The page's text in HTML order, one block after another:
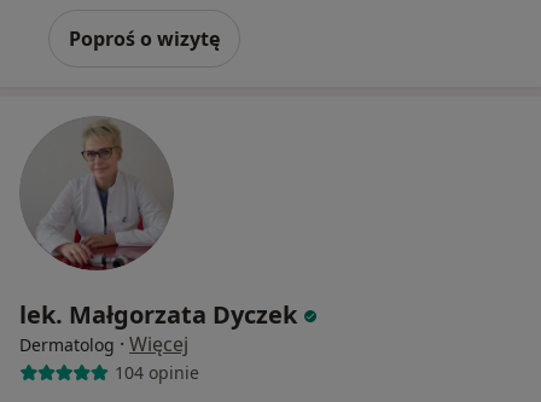
Poproś o wizytę
lek. Małgorzata Dyczek
Dermatolog · Więcej
104 opinie